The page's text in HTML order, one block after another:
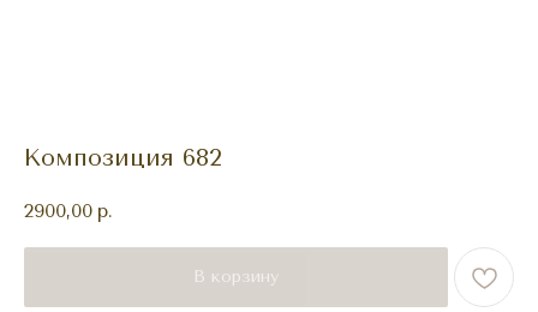
Композиция 682
2900,00 р.
В корзину